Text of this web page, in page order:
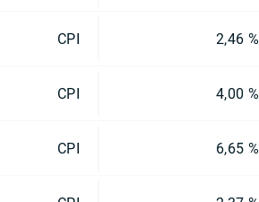
CPI 2,46 %
CPI 4,00 %
CPI 6,65 %